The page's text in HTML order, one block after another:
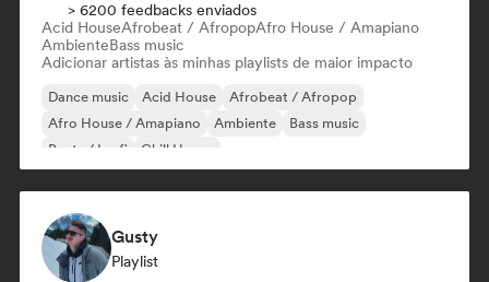
> 6200 feedbacks enviados
Acid HouseAfrobeat / AfropopAfro House / Amapiano
AmbienteBass music
Adicionar artistas às minhas playlists de maior impacto
Dance music Acid House
Afrobeat / Afropop
Afro House / Amapiano
Ambiente
Bass music
Beats / Lo-fi
Chill House
Gusty
Playlist